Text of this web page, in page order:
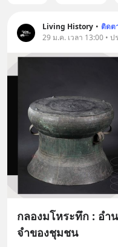
Living History • ติดต
29 ม.ค. เวลา 13:00 •
กลองมโหระทึก : อำ
จำของชุมชน